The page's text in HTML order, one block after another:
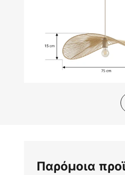
συλλογής
Παρόμοια